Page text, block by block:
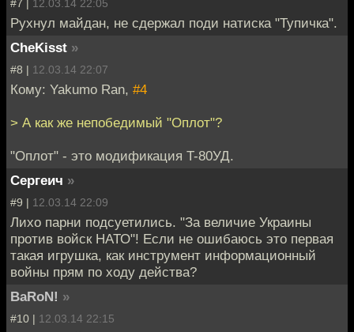
#7 | 12.03.14 22:05
Рухнул майдан, не сдержал поди натиска "Тупичка".
CheKisst »
#8 | 12.03.14 22:07
Кому: Yakumo Ran, #4
> А как же непобедимый "Оплот"?
"Оплот" - это модификация T-80УД.
Сергеич »
#9 | 12.03.14 22:09
Лихо парни подсуетились. "За величие Украины
против войск НАТО"! Если не ошибаюсь это первая
такая игрушка, как инструмент информационный
войны прям по ходу действа?
BaRoN! »
#10 | 12.03.14 22:15